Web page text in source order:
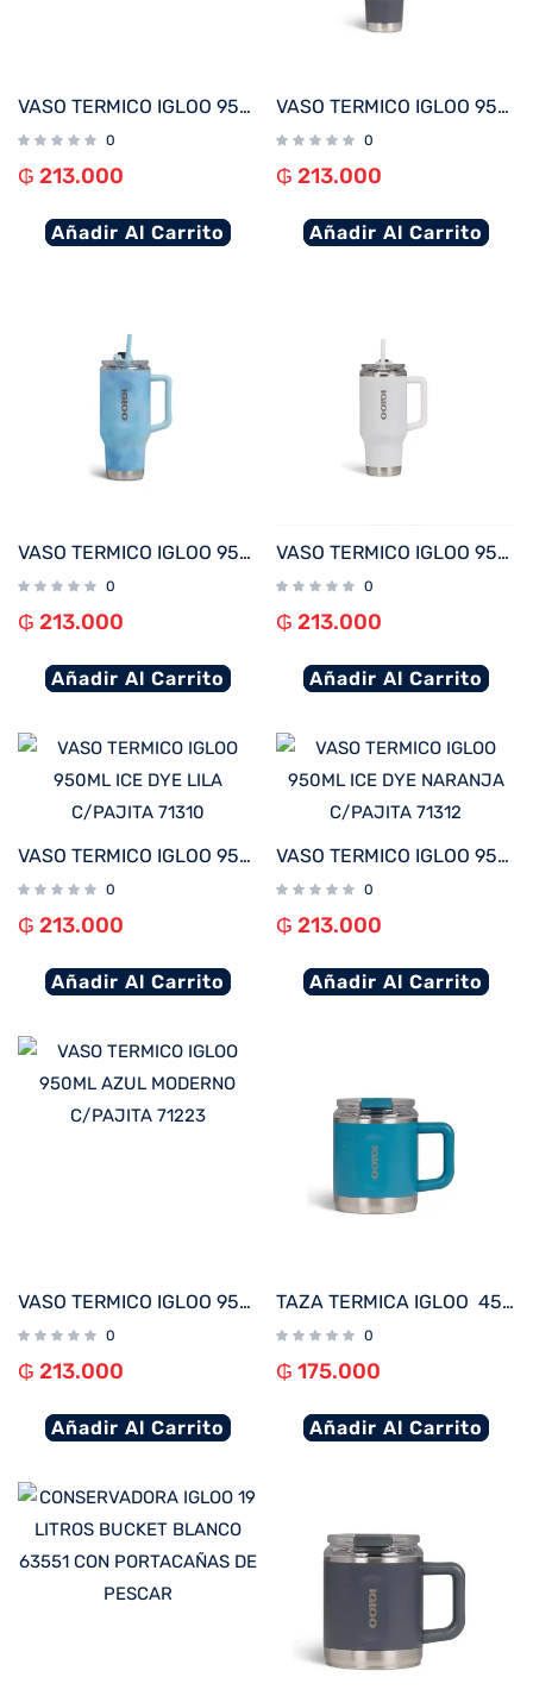
VASO TERMICO IGLOO 950ML ICE DYE VERDE C/PAJITA 71311
0
₲ 213.000
Añadir Al Carrito
VASO TERMICO IGLOO 950ML CARBONITE C/PAJITA 71222
0
₲ 213.000
Añadir Al Carrito
VASO TERMICO IGLOO 950ML ICE DYE AZUL C/PAJITA 71309
0
₲ 213.000
Añadir Al Carrito
VASO TERMICO IGLOO 950ML BLANCO C/PAJITA 71221
0
₲ 213.000
Añadir Al Carrito
VASO TERMICO IGLOO 950ML ICE DYE LILA C/PAJITA 71310
0
₲ 213.000
Añadir Al Carrito
VASO TERMICO IGLOO 950ML ICE DYE NARANJA C/PAJITA 71312
0
₲ 213.000
Añadir Al Carrito
VASO TERMICO IGLOO 950ML AZUL MODERNO C/PAJITA 71223
0
₲ 213.000
Añadir Al Carrito
TAZA TERMICA IGLOO 450ML P/CAFÉ AZUL MODERNO 71233
0
₲ 175.000
Añadir Al Carrito